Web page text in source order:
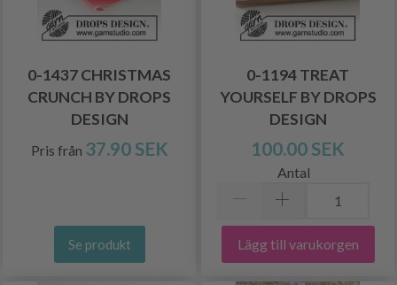
0-1437 CHRISTMAS
CRUNCH BY DROPS
DESIGN
Pris från 37.90 SEK
Se produkt
0-1194 TREAT
YOURSELF BY DROPS
DESIGN
100.00 SEK
Antal
Lägg till varukorgen